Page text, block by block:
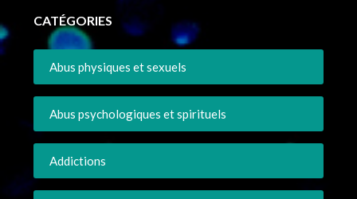
CATÉGORIES
Abus physiques et sexuels
Abus psychologiques et spirituels
Addictions